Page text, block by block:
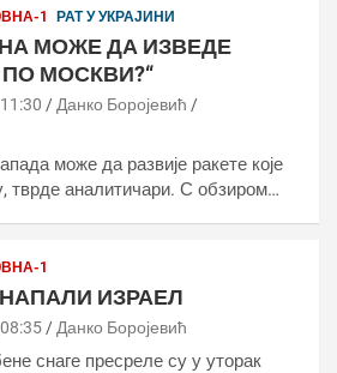
1 РАТ У УКРАЈИНИ
МОЖЕ ДА ИЗВЕДЕ
МОСКВИ?“
Данко Боројевић
може да развије ракете које
тврде аналитичари. С обзиром…
1
ИЗРАЕЛ
Данко Боројевић
снаге пресреле су у уторак